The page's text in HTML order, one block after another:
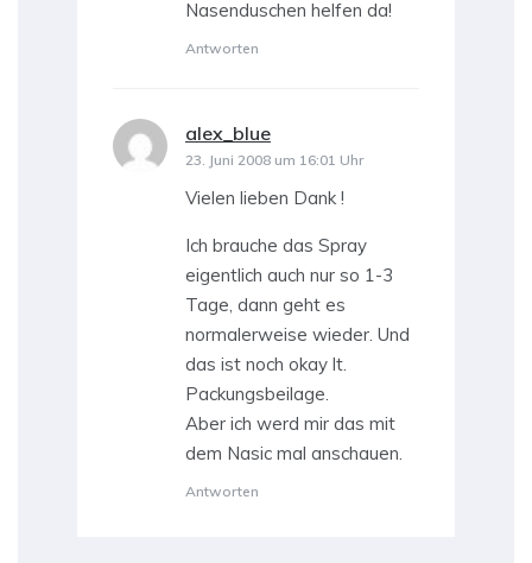
Nasenduschen helfen da!
Antworten
alex_blue
23. Juni 2008 um 16:01 Uhr
Vielen lieben Dank !
Ich brauche das Spray
eigentlich auch nur so 1-3
Tage, dann geht es
normalerweise wieder. Und
das ist noch okay lt.
Packungsbeilage.
Aber ich werd mir das mit
dem Nasic mal anschauen.
Antworten